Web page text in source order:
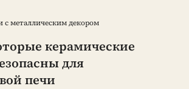
с металлическим декором
керамические
для
печи